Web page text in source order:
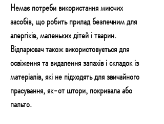
Немає потреби використання миючих
засобів, що робить прилад безпечним для
алергіків, маленьких дітей і тварин.
Відпарювач також використовується для
освіження та видалення запахів і складок із
матеріалів, які не підходять для звичайного
прасування, як-от штори, покривала або
пальто.